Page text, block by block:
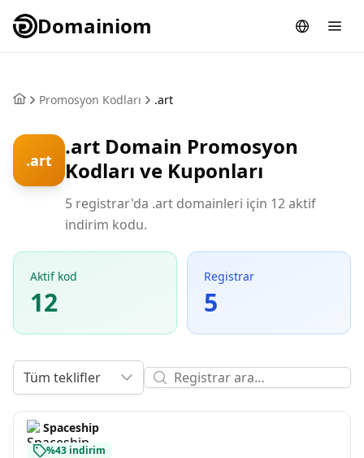
Domainiom
Promosyon Kodları .art
.art
.art Domain Promosyon
Kodları ve Kuponları
5 registrar'da .art domainleri için 12 aktif
indirim kodu.
Aktif kod
12
Registrar
5
Tüm teklifler
Spaceship
%43 indirim